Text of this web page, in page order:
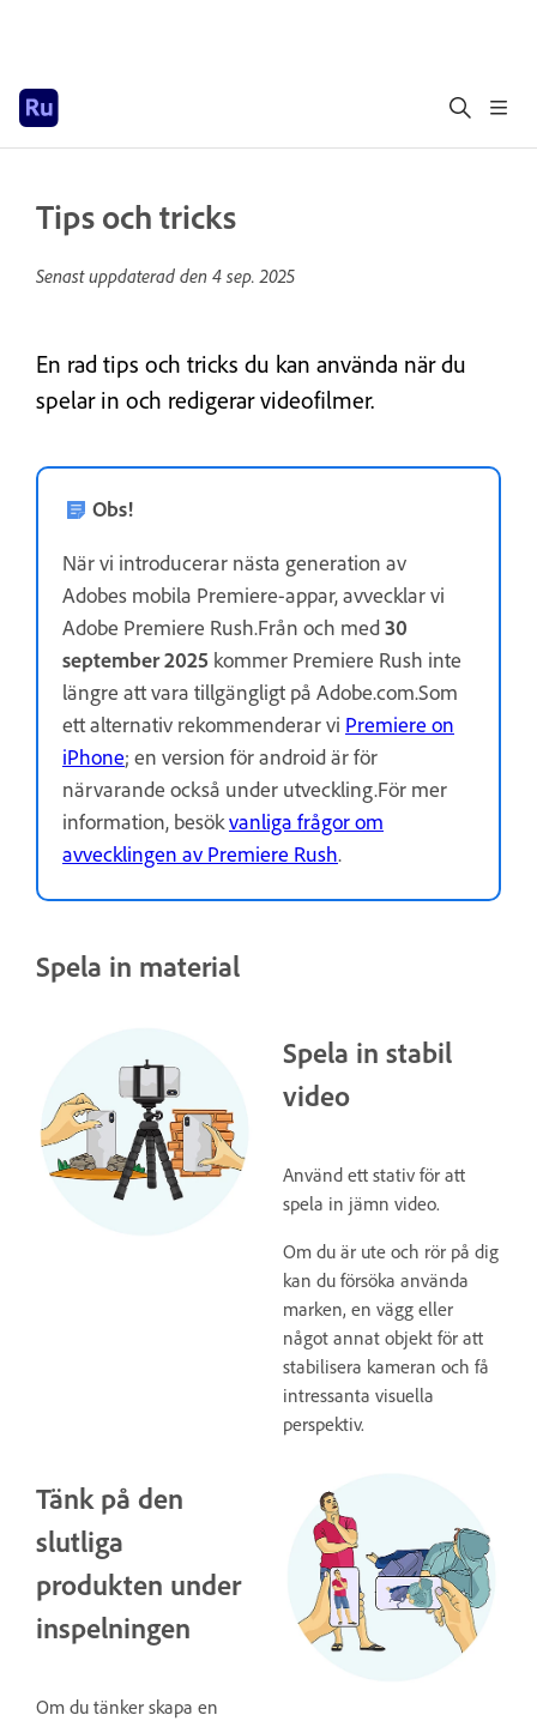
Tips och tricks
Senast uppdaterad den 4 sep. 2025
En rad tips och tricks du kan använda när du
spelar in och redigerar videofilmer.
Obs!
När vi introducerar nästa generation av
Adobes mobila Premiere-appar, avvecklar vi
Adobe Premiere Rush.Från och med30
september 2025 kommer Premiere Rush inte
längre att vara tillgängligt på Adobe.com.Som
ett alternativ rekommenderar vi Premiere on
iPhone; en version för android är för
närvarande också under utveckling.För mer
information, besökvanliga frågor om
avvecklingen av Premiere Rush.
Spela in material
Spela in stabil
video
Använd ett stativ för att
spela in jämn video.
Om du är ute och rör på dig
kan du försöka använda
marken, en vägg eller
något annat objekt för att
stabilisera kameran och få
intressanta visuella
perspektiv.
Tänk på den
slutliga
produkten under
inspelningen
Om du tänker skapa en